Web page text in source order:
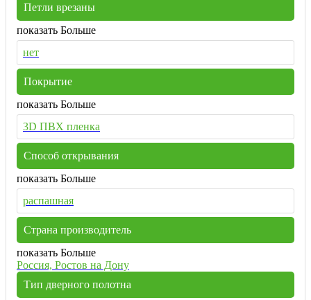
Петли врезаны
показать Больше
нет
Покрытие
показать Больше
3D ПВХ пленка
Способ открывания
показать Больше
распашная
Страна производитель
показать Больше
Россия, Ростов на Дону
Тип дверного полотна